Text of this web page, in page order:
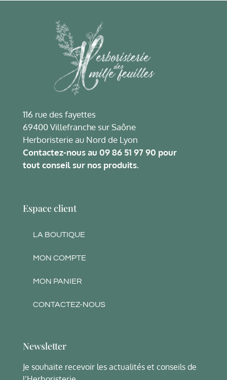
116 rue des fayettes
69400 Villefranche sur Saône
Herboristerie au Nord de Lyon
Contactez-nous au 09 86 51 97 90 pour
tout conseil sur nos produits.
Espace client
LA BOUTIQUE
MON COMPTE
MON PANIER
CONTACTEZ-NOUS
Newsletter
Je souhaite recevoir les actualités et conseils de